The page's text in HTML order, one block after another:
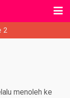
2
menoleh ke